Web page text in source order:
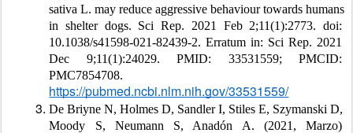
sativa L. may reduce aggressive behaviour towards humans
in shelter dogs. Sci Rep. 2021 Feb 2;11(1):2773. doi:
10.1038/s41598-021-82439-2. Erratum in: Sci Rep. 2021
Dec 9;11(1):24029. PMID: 33531559; PMCID:
https://pubmed.ncbi.nlm.nih.gov/33531559/
De Briyne N, Holmes D, Sandler I, Stiles E, Szymanski D,
Moody S, Neumann S, Anadón A. (2021, Marzo)